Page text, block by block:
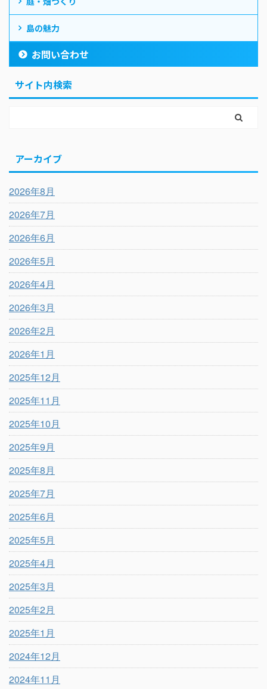
島の魅力
お問い合わせ
サイト内検索
アーカイブ
2026年8月
2026年7月
2026年6月
2026年5月
2026年4月
2026年3月
2026年2月
2026年1月
2025年12月
2025年11月
2025年10月
2025年9月
2025年8月
2025年7月
2025年6月
2025年5月
2025年4月
2025年3月
2025年2月
2025年1月
2024年12月
2024年11月